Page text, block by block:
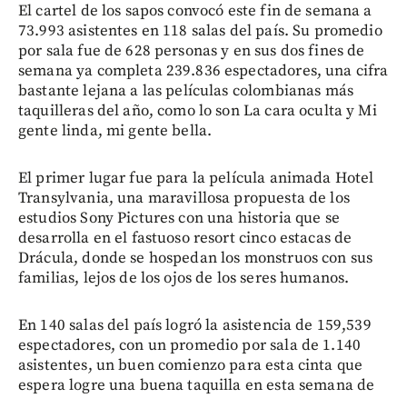
El cartel de los sapos convocó este fin de semana a
73.993 asistentes en 118 salas del país. Su promedio
por sala fue de 628 personas y en sus dos fines de
semana ya completa 239.836 espectadores, una cifra
bastante lejana a las películas colombianas más
taquilleras del año, como lo son La cara oculta y Mi
gente linda, mi gente bella.
El primer lugar fue para la película animada Hotel
Transylvania, una maravillosa propuesta de los
estudios Sony Pictures con una historia que se
desarrolla en el fastuoso resort cinco estacas de
Drácula, donde se hospedan los monstruos con sus
familias, lejos de los ojos de los seres humanos.
En 140 salas del país logró la asistencia de 159,539
espectadores, con un promedio por sala de 1.140
asistentes, un buen comienzo para esta cinta que
espera logre una buena taquilla en esta semana de